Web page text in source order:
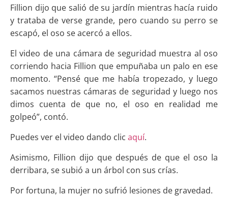
Fillion dijo que salió de su jardín mientras hacía ruido
y trataba de verse grande, pero cuando su perro se
escapó, el oso se acercó a ellos.
El video de una cámara de seguridad muestra al oso
corriendo hacia Fillion que empuñaba un palo en ese
momento. “Pensé que me había tropezado, y luego
sacamos nuestras cámaras de seguridad y luego nos
dimos cuenta de que no, el oso en realidad me
golpeó”, contó.
Puedes ver el video dando clic aquí.
Asimismo, Fillion dijo que después de que el oso la
derribara, se subió a un árbol con sus crías.
Por fortuna, la mujer no sufrió lesiones de gravedad.